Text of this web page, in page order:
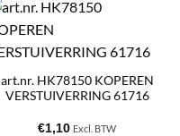
art.nr. HK78150 KOPEREN
VERSTUIVERRING 61716
€1,10 Excl. BTW